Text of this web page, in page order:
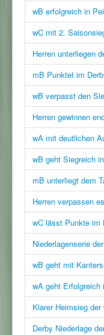
wB erfolgreich in
wC mit 2.
Herren unterliegen
mB Punktet im
wB verpasst den
Herren gewinnen
wA mit deutlichen
wB geht Siegreich
mB unterliegt dem
Herren verpassen
wC lässt Punkte im
Niederlagenserie
wB geht mit
wA geht Erfolgreich
Klarer Heimsieg
Derby Niederlage